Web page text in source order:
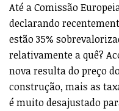
Até a Comissão
declarando
estão 35%
relativamente a quê?
nova resulta do preço
construção, mais as
é muito desajustado